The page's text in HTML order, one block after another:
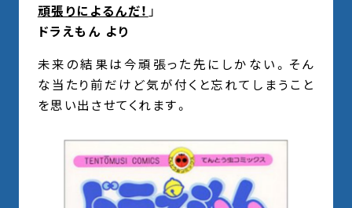
頑張りによるんだ！ 」
ドラえもん より
未来の結果は今頑張った先にしかない。そん
な当たり前だけど気が付くと忘れてしまうこと
を思い出させてくれます。